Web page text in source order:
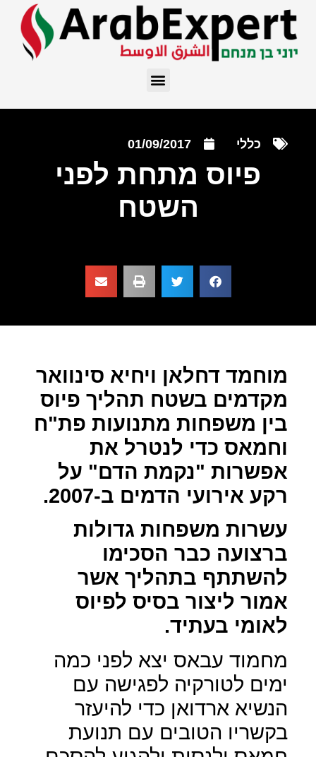
כללי 01/09/2017
פיוס מתחת לפני
השטח
מוחמד דחלאן ויחיא סינוואר
מקדמים בשטח תהליך פיוס
בין משפחות מתנועות פת"ח
וחמאס כדי לנטרל את
אפשרות "נקמת הדם" על
רקע אירועי הדמים ב-2007.
עשרות משפחות גדולות
ברצועה כבר הסכימו
להשתתף בתהליך אשר
אמור ליצור בסיס לפיוס
לאומי בעתיד.
מחמוד עבאס יצא לפני כמה
ימים לטורקיה לפגישה עם
הנשיא ארדואן כדי להיעזר
בקשריו הטובים עם תנועת